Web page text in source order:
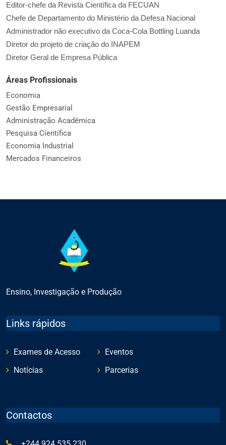
Editor-chefe da Revista Científica da FECUAN
Chefe de Departamento do Ministério da Defesa Nacional
Administrador não executivo da Coca-Cola Bottling Luanda
Diretor do projeto de criação do INAPEM
Diretor Geral de Empresa Pública
Áreas Profissionais
Economia
Gestão Empresarial
Administração Acadêmica
Pesquisa Científica
Economia Industrial
Mercados Financeiros
Ensino, Investigação e Produção
Links rápidos
Exames de Acesso
Notícias
Eventos
Parcerias
Contactos